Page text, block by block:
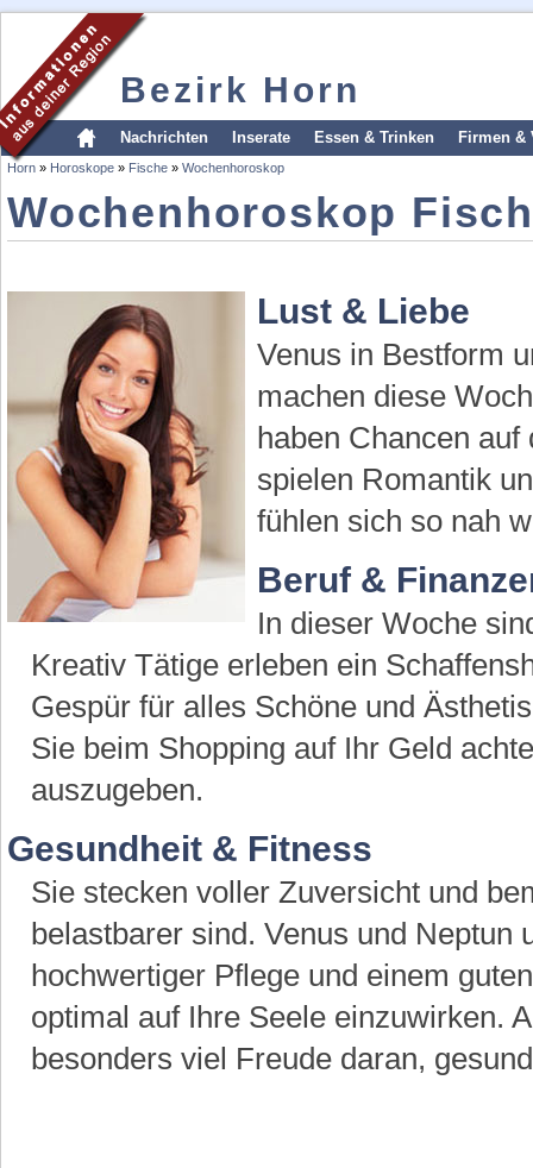
Bezirk Horn
Nachrichten Inserate Essen & Trinken Firmen &
Horn » Horoskope » Fische » Wochenhoroskop
Wochenhoroskop
Lust & Liebe
Venus in Bestform
machen diese
haben Chancen
spielen Romantik
fühlen sich so nah
Beruf &
In dieser Woche
Kreativ Tätige erleben ein
Gespür für alles Schöne und
Sie beim Shopping auf Ihr Geld
auszugeben.
Gesundheit & Fitness
Sie stecken voller Zuversicht und
belastbarer sind. Venus und Neptun
hochwertiger Pflege und einem
optimal auf Ihre Seele einzuwirken.
besonders viel Freude daran,